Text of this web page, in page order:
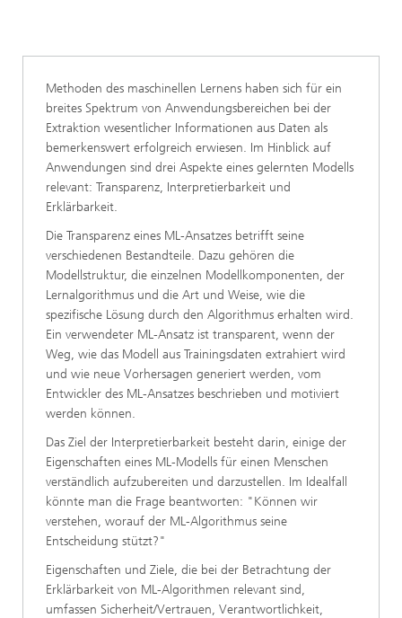
Methoden des maschinellen Lernens haben sich für ein
breites Spektrum von Anwendungsbereichen bei der
Extraktion wesentlicher Informationen aus Daten als
bemerkenswert erfolgreich erwiesen. Im Hinblick auf
Anwendungen sind drei Aspekte eines gelernten Modells
relevant: Transparenz, Interpretierbarkeit und
Erklärbarkeit.
Die Transparenz eines ML-Ansatzes betrifft seine
verschiedenen Bestandteile. Dazu gehören die
Modellstruktur, die einzelnen Modellkomponenten, der
Lernalgorithmus und die Art und Weise, wie die
spezifische Lösung durch den Algorithmus erhalten wird.
Ein verwendeter ML-Ansatz ist transparent, wenn der
Weg, wie das Modell aus Trainingsdaten extrahiert wird
und wie neue Vorhersagen generiert werden, vom
Entwickler des ML-Ansatzes beschrieben und motiviert
werden können.
Das Ziel der Interpretierbarkeit besteht darin, einige der
Eigenschaften eines ML-Modells für einen Menschen
verständlich aufzubereiten und darzustellen. Im Idealfall
könnte man die Frage beantworten: "Können wir
verstehen, worauf der ML-Algorithmus seine
Entscheidung stützt?"
Eigenschaften und Ziele, die bei der Betrachtung der
Erklärbarkeit von ML-Algorithmen relevant sind,
umfassen Sicherheit/Vertrauen, Verantwortlichkeit,